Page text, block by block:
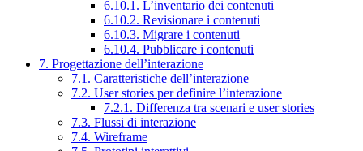
6.10.1. L’inventario dei contenuti
6.10.2. Revisionare i contenuti
6.10.3. Migrare i contenuti
6.10.4. Pubblicare i contenuti
7. Progettazione dell’interazione
7.1. Caratteristiche dell’interazione
7.2. User stories per definire l’interazione
7.2.1. Differenza tra scenari e user stories
7.3. Flussi di interazione
7.4. Wireframe